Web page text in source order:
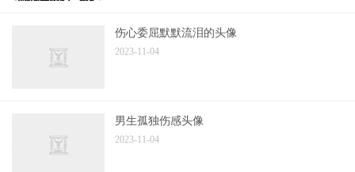
伤心委屈默默流泪的头像
2023-11-04
男生孤独伤感头像
2023-11-04